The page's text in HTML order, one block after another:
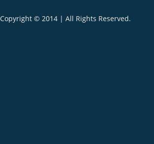
Copyright © 2014 | All Rights Reserved.